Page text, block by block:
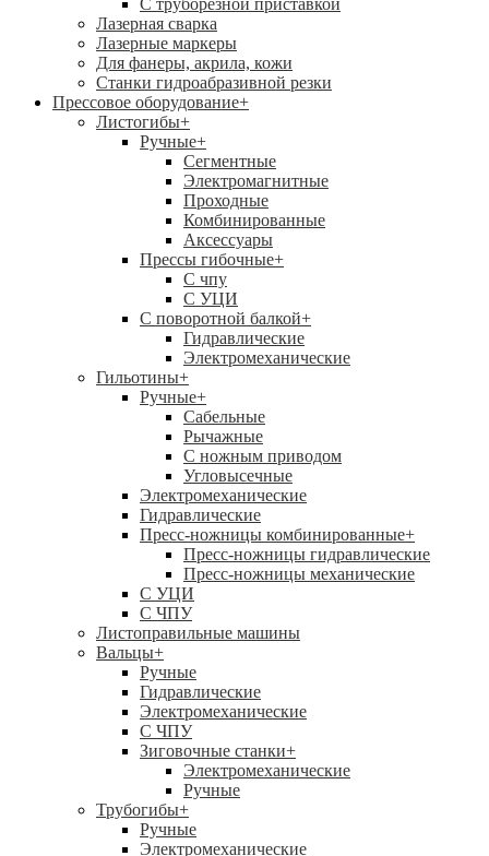
С труборезной приставкой
Лазерная сварка
Лазерные маркеры
Для фанеры, акрила, кожи
Станки гидроабразивной резки
Прессовое оборудование+
Листогибы+
Ручные+
Сегментные
Электромагнитные
Проходные
Комбинированные
Аксессуары
Прессы гибочные+
C чпу
С УЦИ
С поворотной балкой+
Гидравлические
Электромеханические
Гильотины+
Ручные+
Сабельные
Рычажные
С ножным приводом
Угловысечные
Электромеханические
Гидравлические
Пресс-ножницы комбинированные+
Пресс-ножницы гидравлические
Пресс-ножницы механические
С УЦИ
С ЧПУ
Листоправильные машины
Вальцы+
Ручные
Гидравлические
Электромеханические
С ЧПУ
Зиговочные станки+
Электромеханические
Ручные
Трубогибы+
Ручные
Электромеханические